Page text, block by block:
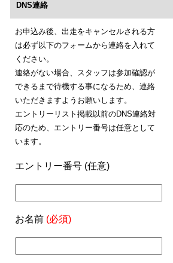
DNS連絡
お申込み後、出走をキャンセルされる方
は必ず以下のフォームから連絡を入れて
ください。
連絡がない場合、スタッフは参加確認が
できるまで待機する事になるため、連絡
いただきますようお願いします。
エントリーリスト掲載以前のDNS連絡対
応のため、エントリー番号は任意として
います。
エントリー番号 (任意)
お名前 (必須)